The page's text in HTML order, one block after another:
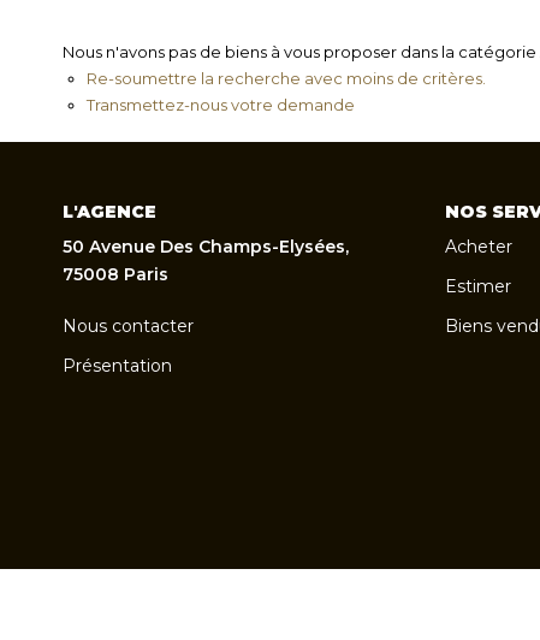
Nous n'avons pas de biens à vous proposer dans la
Re-soumettre la recherche avec moins de critères.
Transmettez-nous votre demande
L'AGENCE
50 Avenue Des Champs-Elysées,
75008 Paris
Nous contacter
Présentation
NOS
Acheter
Estimer
Biens